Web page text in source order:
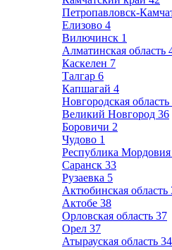
Петропавловск-
Елизово 4
Вилючинск 1
Алматинская область
Каскелен 7
Талгар 6
Капшагай 4
Новгородская область
Великий Новгород 36
Боровичи 2
Чудово 1
Республика Мордовия
Саранск 33
Рузаевка 5
Актюбинская область
Актобе 38
Орловская область 37
Орел 37
Атырауская область 34